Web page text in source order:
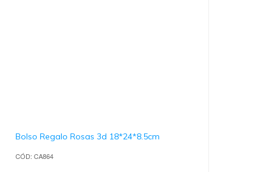
Bolso Regalo Rosas 3d 18*24*8.5cm
CÓD: CA864